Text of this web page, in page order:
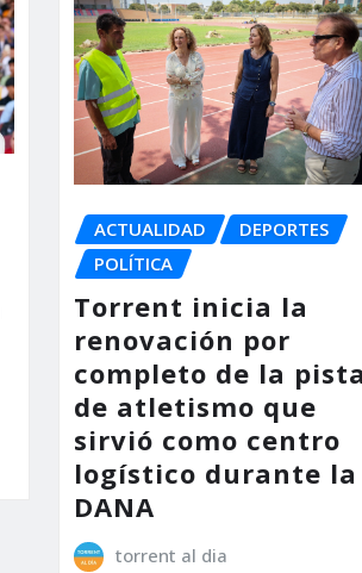
ACTUALIDAD
DEPORTES
POLÍTICA
Torrent inicia la
renovación por
completo de la pista
de atletismo que
sirvió como centro
logístico durante la
DANA
torrent al dia